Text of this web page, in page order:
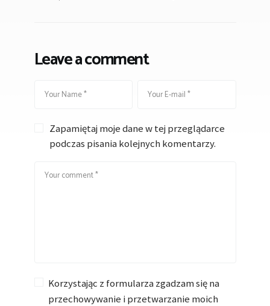
Leave a comment
Zapamiętaj moje dane w tej przeglądarce
podczas pisania kolejnych komentarzy.
Korzystając z formularza zgadzam się na
przechowywanie i przetwarzanie moich